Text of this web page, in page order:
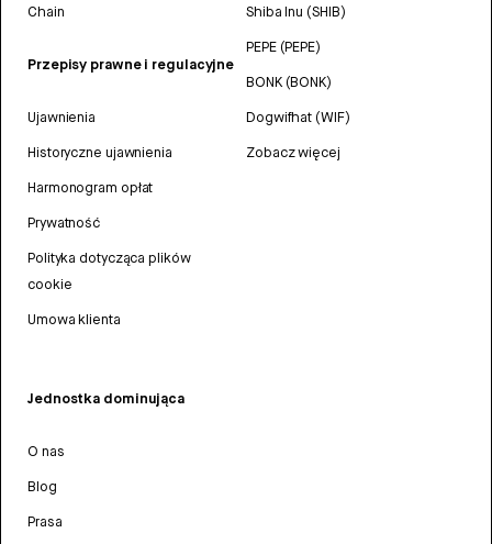
Chain
Przepisy prawne i regulacyjne
Ujawnienia
Historyczne ujawnienia
Harmonogram opłat
Prywatność
Polityka dotycząca plików
cookie
Umowa klienta
Shiba Inu (SHIB)
PEPE (PEPE)
BONK (BONK)
Dogwifhat (WIF)
Zobacz więcej
Jednostka dominująca
O nas
Blog
Prasa